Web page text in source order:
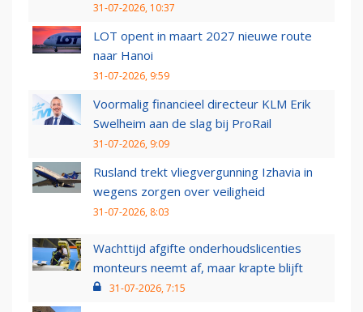
31-07-2026, 10:37
LOT opent in maart 2027 nieuwe route
naar Hanoi
31-07-2026, 9:59
Voormalig financieel directeur KLM Erik
Swelheim aan de slag bij ProRail
31-07-2026, 9:09
Rusland trekt vliegvergunning Izhavia in
wegens zorgen over veiligheid
31-07-2026, 8:03
Wachttijd afgifte onderhoudslicenties
monteurs neemt af, maar krapte blijft
31-07-2026, 7:15